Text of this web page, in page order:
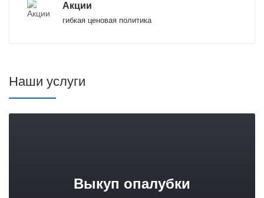
Акции
гибкая ценовая политика
Наши услуги
Выкуп опалубки